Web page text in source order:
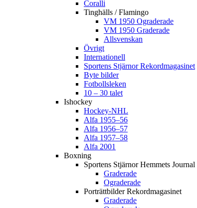
Coralli
Tinghälls / Flamingo
VM 1950 Ograderade
VM 1950 Graderade
Allsvenskan
Övrigt
Internationell
Sportens Stjärnor Rekordmagasinet
Byte bilder
Fotbollsleken
10 – 30 talet
Ishockey
Hockey-NHL
Alfa 1955–56
Alfa 1956–57
Alfa 1957–58
Alfa 2001
Boxning
Sportens Stjärnor Hemmets Journal
Graderade
Ograderade
Porträttbilder Rekordmagasinet
Graderade